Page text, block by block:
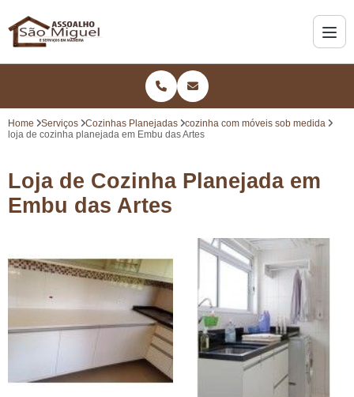
Home Serviços Cozinhas Planejadas
cozinha com móveis sob medida
loja de cozinha planejada em Embu das Artes
Loja de Cozinha Planejada em
Embu das Artes